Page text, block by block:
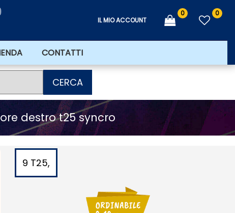
IL MIO ACCOUNT
0 0
CONTATTI
CERCA
destro t25 syncro
9 T25,